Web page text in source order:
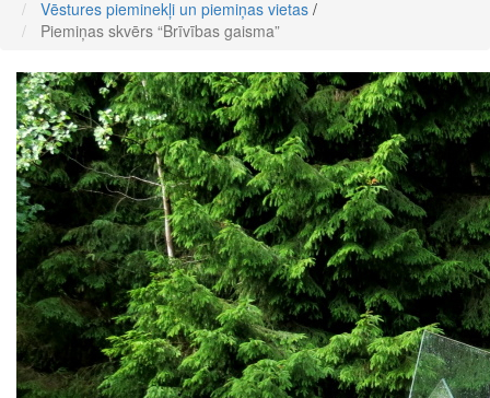
Vēstures pieminekļi un piemiņas vietas /
Piemiņas skvērs “Brīvības gaisma”